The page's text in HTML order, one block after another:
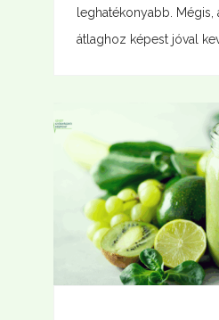
leghatékonyabb. Mégis,
átlaghoz képest jóval